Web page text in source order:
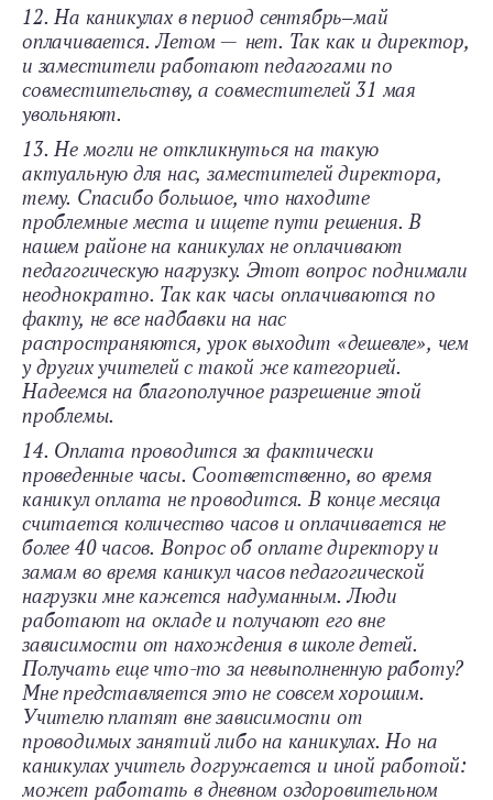
12. На каникулах в период сентябрь‒май
оплачивается. Летом — нет. Так как и директор,
и заместители работают педагогами по
совместительству, а совместителей 31 мая
увольняют.
13. Не могли не откликнуться на такую
актуальную для нас, заместителей директора,
тему. Спасибо большое, что находите
проблемные места и ищете пути решения. В
нашем районе на каникулах не оплачивают
педагогическую нагрузку. Этот вопрос поднимали
неоднократно. Так как часы оплачиваются по
факту, не все надбавки на нас
распространяются, урок выходит «дешевле», чем
у других учителей с такой же категорией.
Надеемся на благополучное разрешение этой
проблемы.
14. Оплата проводится за фактически
проведенные часы. Соответственно, во время
каникул оплата не проводится. В конце месяца
считается количество часов и оплачивается не
более 40 часов. Вопрос об оплате директору и
замам во время каникул часов педагогической
нагрузки мне кажется надуманным. Люди
работают на окладе и получают его вне
зависимости от нахождения в школе детей.
Получать еще что-то за невыполненную работу?
Мне представляется это не совсем хорошим.
Учителю платят вне зависимости от
проводимых занятий либо на каникулах. Но на
каникулах учитель догружается и иной работой:
может работать в дневном оздоровительном